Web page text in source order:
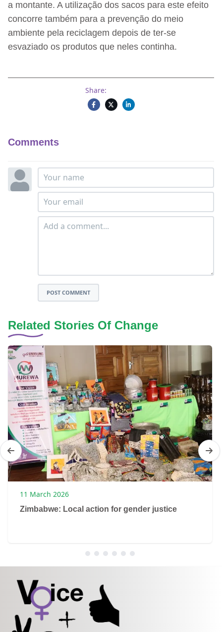
a montante. A utilização dos sacos para este efeito
concorre também para a prevenção do meio
ambiente pela reciclagem depois de ter-se
esvaziado os produtos que neles continha.
Share:
Comments
POST COMMENT
Related Stories Of Change
11 March 2026
Zimbabwe: Local action for gender justice